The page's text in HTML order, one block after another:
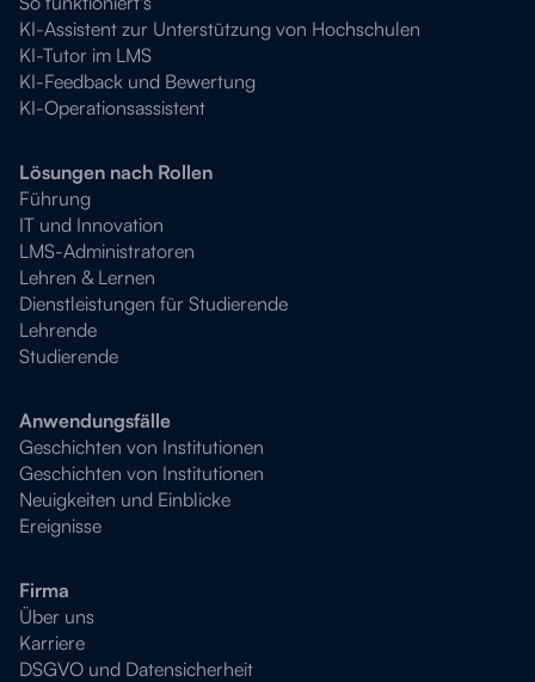
KI-Assistent zur Unterstützung von Hochschulen
KI-Tutor im LMS
KI-Feedback und Bewertung
KI-Operationsassistent
Lösungen nach Rollen
Führung
IT und Innovation
LMS-Administratoren
Lehren & Lernen
Dienstleistungen für Studierende
Lehrende
Studierende
Anwendungsfälle
Geschichten von Institutionen
Geschichten von Institutionen
Neuigkeiten und Einblicke
Ereignisse
Firma
Über uns
Karriere
DSGVO und Datensicherheit